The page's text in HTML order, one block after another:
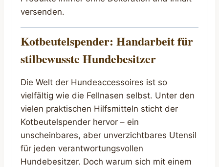
versenden.
Kotbeutelspender: Handarbeit für
stilbewusste Hundebesitzer
Die Welt der Hundeaccessoires ist so
vielfältig wie die Fellnasen selbst. Unter den
vielen praktischen Hilfsmitteln sticht der
Kotbeutelspender hervor – ein
unscheinbares, aber unverzichtbares Utensil
für jeden verantwortungsvollen
Hundebesitzer. Doch warum sich mit einem